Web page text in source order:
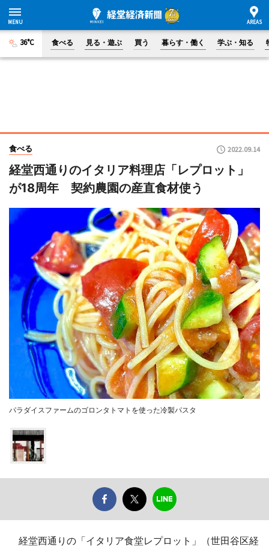
36°C 食べる 見る・遊ぶ 買う 暮らす・働く 学ぶ・知る
食べる 2022.09.14
経堂西通りのイタリア料理店「レプロット」
が18周年 契約農園の産直食材使う
パラダイスファームのゴロンタトマトを使った冷製パスタ
経堂西通りの「イタリア食堂レプロット」（世田谷区経